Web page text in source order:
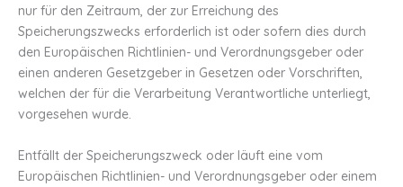
nur für den Zeitraum, der zur Erreichung des
Speicherungszwecks erforderlich ist oder sofern dies durch
den Europäischen Richtlinien- und Verordnungsgeber oder
einen anderen Gesetzgeber in Gesetzen oder Vorschriften,
welchen der für die Verarbeitung Verantwortliche unterliegt,
vorgesehen wurde.
Entfällt der Speicherungszweck oder läuft eine vom
Europäischen Richtlinien- und Verordnungsgeber oder einem